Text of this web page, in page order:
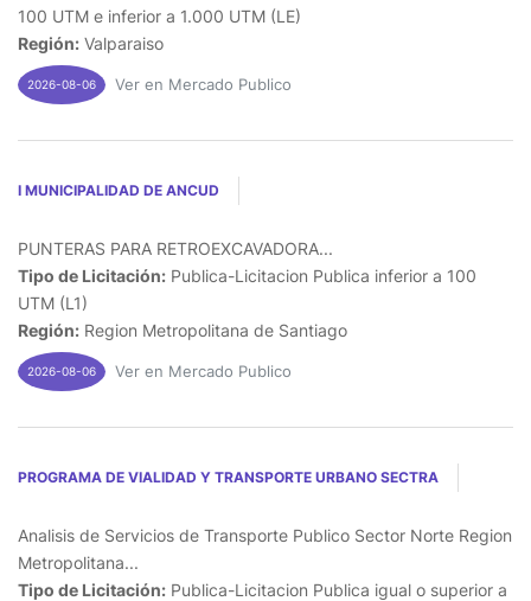
100 UTM e inferior a 1.000 UTM (LE)
Región: Valparaiso
2026-08-06 Ver en Mercado Publico
I MUNICIPALIDAD DE ANCUD
PUNTERAS PARA RETROEXCAVADORA...
Tipo de Licitación: Publica-Licitacion Publica inferior a 100
UTM (L1)
Región: Region Metropolitana de Santiago
2026-08-06 Ver en Mercado Publico
PROGRAMA DE VIALIDAD Y TRANSPORTE URBANO SECTRA
Analisis de Servicios de Transporte Publico Sector Norte Region
Metropolitana...
Tipo de Licitación: Publica-Licitacion Publica igual o superior a